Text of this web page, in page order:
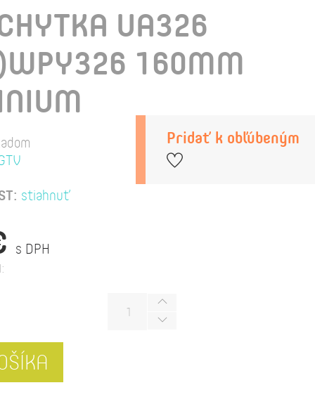
UA326
160MM
stiahnuť
Pridať k obľúbeným
s DPH